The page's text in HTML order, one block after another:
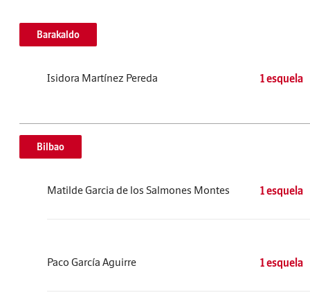
Barakaldo
Isidora Martínez Pereda 1 esquela
Bilbao
Matilde Garcia de los Salmones Montes 1 esquela
Paco García Aguirre 1 esquela